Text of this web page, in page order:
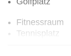
Fitnessraum
Tennisplatz